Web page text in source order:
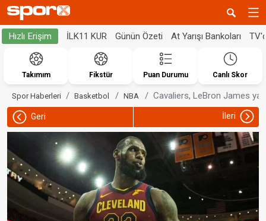
Hızlı Erişim İLK11 KUR Günün Özeti At Yarışı Bankoları
Takımım Fikstür Puan Durumu Canlı Skor
Spor Haberleri Basketbol NBA Cavaliers, LeBron James
Geri İleri